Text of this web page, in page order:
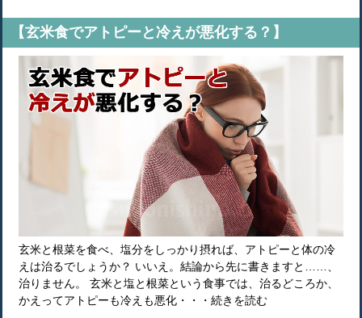
【玄米食でアトピーと冷えが悪化する？】
玄米と根菜を食べ、塩分をしっかり摂れば、アトピーと体の冷
えは治るでしょうか？ いいえ。結論から先に書きますと……、
治りません。 玄米と塩と根菜という食事では、治るどころか、
かえってアトピーも冷えも悪化・・・続きを読む